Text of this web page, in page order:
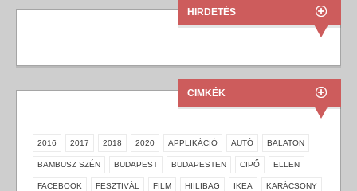
HIRDETÉS
CIMKÉK
2016 2017 2018 2020 APPLIKÁCIÓ AUTÓ BALATON
BAMBUSZ SZÉN BUDAPEST BUDAPESTEN CIPŐ ELLEN
FACEBOOK FESZTIVÁL FILM HIILIBAG IKEA KARÁCSONY